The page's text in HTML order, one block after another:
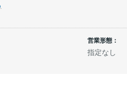
営業形態：
指定なし